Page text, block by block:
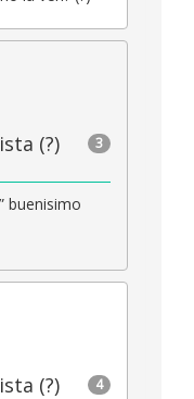
3
(?)
buenisimo
4
(?)